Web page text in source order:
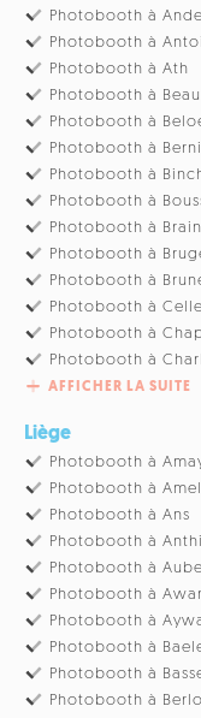
Photobooth à
Photobooth à
Photobooth à Ath
Photobooth à
Photobooth à
Photobooth à
Photobooth à
Photobooth à
Photobooth à
Photobooth à
Photobooth à
Photobooth à
Photobooth à
Photobooth à
AFFICHER LA SUITE
Liège
Photobooth à
Photobooth à Amel
Photobooth à Ans
Photobooth à
Photobooth à Aubel
Photobooth à
Photobooth à
Photobooth à
Photobooth à
Photobooth à